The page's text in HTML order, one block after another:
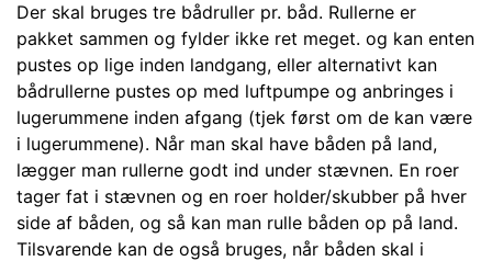
Der skal bruges tre bådruller pr. båd. Rullerne er
pakket sammen og fylder ikke ret meget. og kan enten
pustes op lige inden landgang, eller alternativt kan
bådrullerne pustes op med luftpumpe og anbringes i
lugerummene inden afgang (tjek først om de kan være
i lugerummene). Når man skal have båden på land,
lægger man rullerne godt ind under stævnen. En roer
tager fat i stævnen og en roer holder/skubber på hver
side af båden, og så kan man rulle båden op på land.
Tilsvarende kan de også bruges, når båden skal i